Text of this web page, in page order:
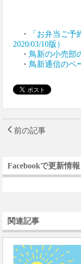
・
「お弁当ご
2020/03/10版）
・ 鳥新の小売部
・ 鳥新通信のペ
前の記事
Facebookで更新情
関連記事